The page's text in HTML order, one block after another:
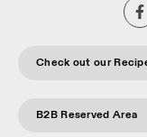
Check out our
B2B Reserved Area